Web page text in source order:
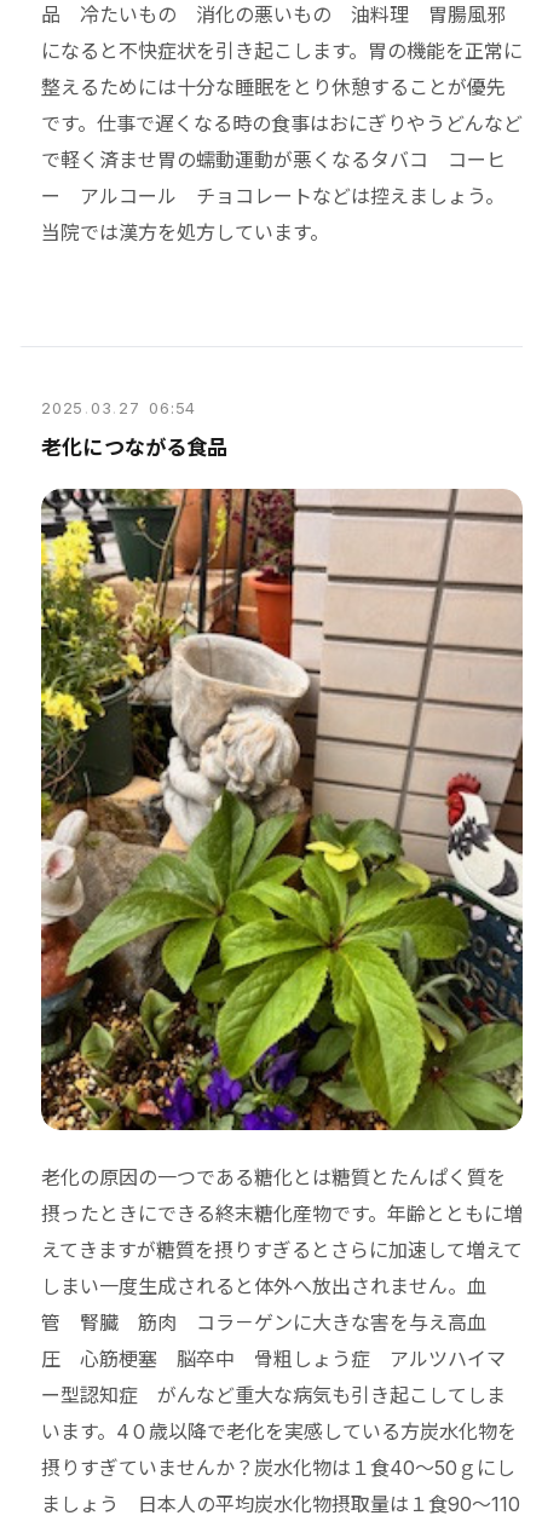
品 冷たいもの 消化の悪いもの 油料理 胃腸風邪
になると不快症状を引き起こします。胃の機能を正常に
整えるためには十分な睡眠をとり休憩することが優先
です。仕事で遅くなる時の食事はおにぎりやうどんなど
で軽く済ませ胃の蠕動運動が悪くなるタバコ コーヒ
ー アルコール チョコレートなどは控えましょう。
当院では漢方を処方しています。
2025 . 03. 27 06:54
老化につながる食品
老化の原因の一つである糖化とは糖質とたんぱく質を
摂ったときにできる終末糖化産物です。年齢とともに増
えてきますが糖質を摂りすぎるとさらに加速して増えて
しまい一度生成されると体外へ放出されません。血
管 腎臓 筋肉 コラ－ゲンに大きな害を与え高血
圧 心筋梗塞 脳卒中 骨粗しょう症 アルツハイマ
ー型認知症 がんなど重大な病気も引き起こしてしま
います。4０歳以降で老化を実感している方炭水化物を
摂りすぎていませんか？炭水化物は１食40～50ｇにし
ましょう 日本人の平均炭水化物摂取量は１食90～110